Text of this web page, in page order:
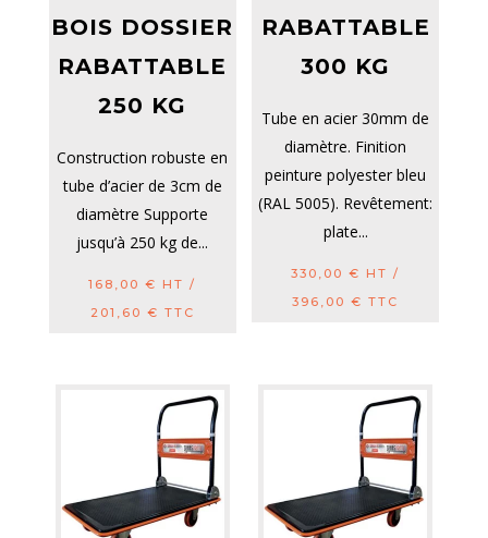
BOIS DOSSIER
RABATTABLE
250 KG
Construction robuste en
tube d’acier de 3cm de
diamètre Supporte
jusqu’à 250 kg de...
168,00€ HT /
201,60 € TTC
RABATTABLE
300 KG
Tube en acier 30mm de
diamètre. Finition
peinture polyester bleu
(RAL 5005). Revêtement:
plate...
330,00€ HT /
396,00€ TTC